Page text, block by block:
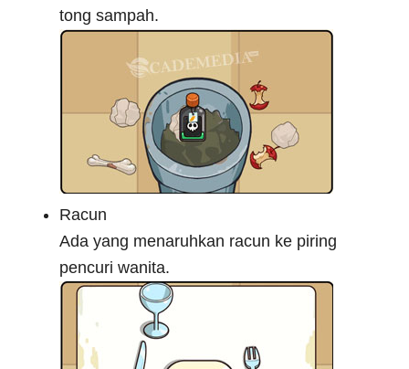
tong sampah.
Racun
Ada yang menaruhkan racun ke piring
pencuri wanita.